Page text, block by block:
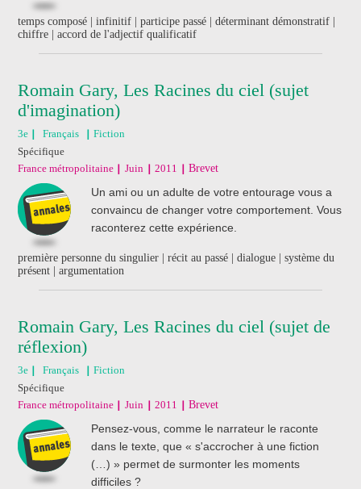
temps composé | infinitif | participe passé | déterminant démonstratif |
chiffre | accord de l'adjectif qualificatif
Romain Gary, Les Racines du ciel (sujet
d'imagination)
3e Français
Fiction
Spécifique
France métropolitaine
Juin 2011 Brevet
Un ami ou un adulte de votre entourage vous a
convaincu de changer votre comportement. Vous
raconterez cette expérience.
première personne du singulier | récit au passé | dialogue | système du
présent | argumentation
Romain Gary, Les Racines du ciel (sujet de
réflexion)
3e Français
Fiction
Spécifique
France métropolitaine
Juin 2011 Brevet
Pensez-vous, comme le narrateur le raconte
dans le texte, que « s'accrocher à une fiction
(…) » permet de surmonter les moments
difficiles ?